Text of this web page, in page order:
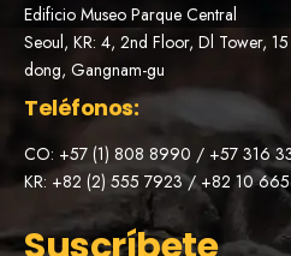
Edificio Museo Parque Central
Seoul, KR: 4, 2nd Floor, Dl Tower,
dong, Gangnam-gu
Teléfonos:
CO: +57 (1) 808 8990 / +57 316
KR: +82 (2) 555 7923 / +82 10